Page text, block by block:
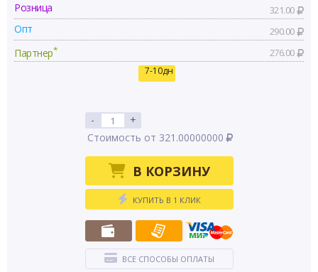
Розница 321.00
Опт 290.00
Партнер* 276.00
7-10дн
-
+
Стоимость от 321.00000000
В КОРЗИНУ
КУПИТЬ В 1 КЛИК
ВСЕ СПОСОБЫ ОПЛАТЫ